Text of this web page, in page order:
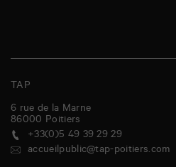
TAP
6 rue de la Marne
86000 Poitiers
+33(0)5 49 39 29 29
accueilpublic@tap-poitiers.com